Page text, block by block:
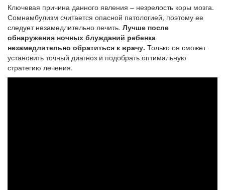
Ключевая причина данного явления – незрелость коры мозга.
Сомнамбулизм считается опасной патологией, поэтому ее
следует незамедлительно лечить. Лучше после
обнаружения ночных блужданий ребенка
незамедлительно обратиться к врачу. Только он сможет
установить точный диагноз и подобрать оптимальную
стратегию лечения.